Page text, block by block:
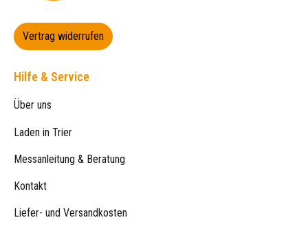
Vertrag widerrufen
Hilfe & Service
Über uns
Laden in Trier
Messanleitung & Beratung
Kontakt
Liefer- und Versandkosten